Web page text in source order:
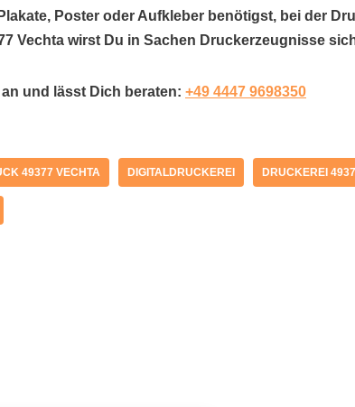
Poster oder Aufkleber benötigst, bei der
Vechta wirst Du in Sachen Druckerzeugnisse
und lässt Dich beraten: +49 4447 9698350
49377 VECHTA DIGITALDRUCKEREI DRUCKEREI